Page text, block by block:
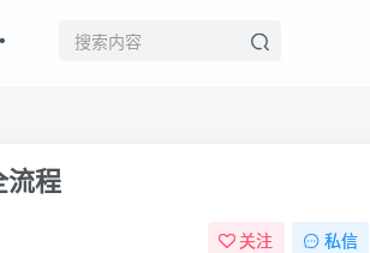
流程
关注 私信